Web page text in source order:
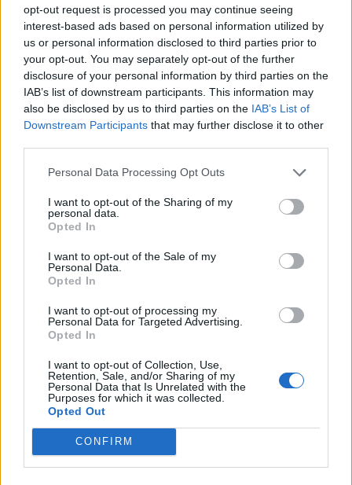
opt-out request is processed you may continue seeing
interest-based ads based on personal information utilized by
us or personal information disclosed to third parties prior to
your opt-out. You may separately opt-out of the further
disclosure of your personal information by third parties on the
IAB’s list of downstream participants. This information may
also be disclosed by us to third parties on the IAB’s List of
Downstream Participants that may further disclose it to other
Personal Data Processing Opt Outs
I want to opt-out of the Sharing of my
personal data.
Opted In
I want to opt-out of the Sale of my
Personal Data.
Opted In
I want to opt-out of processing my
Personal Data for Targeted Advertising.
Opted In
I want to opt-out of Collection, Use,
Retention, Sale, and/or Sharing of my
Personal Data that Is Unrelated with the
Purposes for which it was collected.
Opted Out
CONFIRM